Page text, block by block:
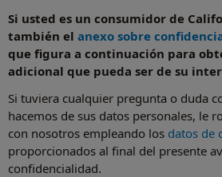
Si usted es un consumidor de
también el anexo sobre
que figura a continuación para
adicional que pueda ser de su
Si tuviera cualquier pregunta o duda
hacemos de sus datos personales, le
con nosotros empleando los datos de
proporcionados al final del presente
confidencialidad.